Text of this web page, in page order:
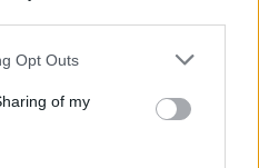
Opt Outs
of my
: